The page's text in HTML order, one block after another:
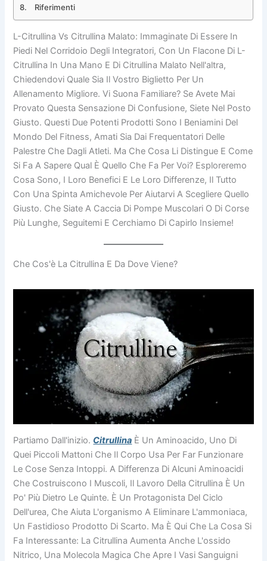
Riferimenti
L-Citrullina Vs Citrullina Malato: Immaginate Di Essere In
Piedi Nel Corridoio Degli Integratori, Con Un Flacone Di L-
Citrullina In Una Mano E Di Citrullina Malato Nell'altra,
Chiedendovi Quale Sia Il Vostro Biglietto Per Un
Allenamento Migliore. Vi Suona Familiare? Se Avete Mai
Provato Questa Sensazione Di Confusione, Siete Nel Posto
Giusto. Questi Due Potenti Prodotti Sono I Beniamini Del
Mondo Del Fitness, Amati Sia Dai Frequentatori Delle
Palestre Che Dagli Atleti. Ma Che Cosa Li Distingue E Come
Si Fa A Sapere Qual È Quello Che Fa Per Voi? Esploreremo
Cosa Sono, I Loro Benefici E Le Loro Differenze, Il Tutto
Con Una Spinta Amichevole Per Aiutarvi A Scegliere Quello
Giusto. Che Siate A Caccia Di Pompe Muscolari O Di Corse
Più Lunghe, Seguitemi E Cerchiamo Di Capirlo Insieme!
Che Cos'è La Citrullina E Da Dove Viene?
Partiamo Dall'inizio. Citrullina È Un Aminoacido, Uno Di
Quei Piccoli Mattoni Che Il Corpo Usa Per Far Funzionare
Le Cose Senza Intoppi. A Differenza Di Alcuni Aminoacidi
Che Costruiscono I Muscoli, Il Lavoro Della Citrullina È Un
Po' Più Dietro Le Quinte. È Un Protagonista Del Ciclo
Dell'urea, Che Aiuta L'organismo A Eliminare L'ammoniaca,
Un Fastidioso Prodotto Di Scarto. Ma È Qui Che La Cosa Si
Fa Interessante: La Citrullina Aumenta Anche L'ossido
Nitrico, Una Molecola Magica Che Apre I Vasi Sanguigni